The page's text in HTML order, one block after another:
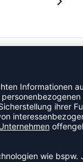
erhöhen. Die
Aufbewahrung